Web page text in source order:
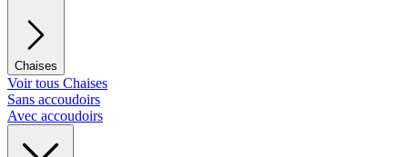
Chaises
Voir tous Chaises
Sans accoudoirs
Avec accoudoirs